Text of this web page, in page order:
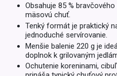
Obsahuje 85 %
mäsovú chuť.
Tenký formát je praktický
jednoduché servírovanie.
Menšie balenie 220 g je
doplnok k grilovaným
Ochutenie koreninami,